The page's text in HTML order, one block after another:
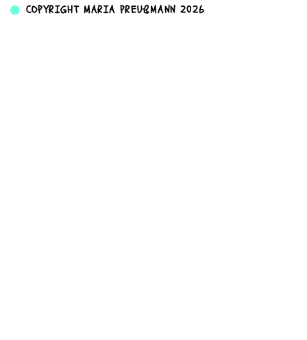
COPYRIGHT MARIA PREUßMANN 2026